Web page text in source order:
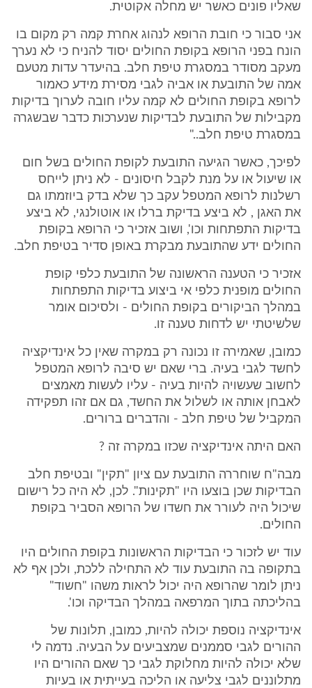
שאליו פונים כאשר יש מחלה אקוטית.
אני סבור כי חובת הרופא לנהוג אחרת קמה רק מקום בו
הונח בפני הרופא בקופת החולים יסוד להניח כי לא נערך
מעקב מסודר במסגרת טיפת חלב. בהיעדר עדות מטעם
אמה של התובעת או אביה לגבי מסירת מידע כאמור
לרופא בקופת החולים לא קמה עליו חובה לערוך בדיקות
מקבילות של התובעת לבדיקות שנערכות כדבר שבשגרה
במסגרת טיפת חלב.."
לפיכך, כאשר הגיעה התובעת לקופת החולים בשל חום
או שיעול או על מנת לקבל חיסונים - לא ניתן לייחס
רשלנות לרופא המטפל עקב כך שלא בדק ביוזמתו גם
את האגן , לא ביצע בדיקת ברלו או אוטולנגי, לא ביצע
בדיקות התפתחות וכו', ושוב אזכיר כי הרופא בקופת
החולים ידע שהתובעת מבקרת באופן סדיר בטיפת חלב.
אזכיר כי הטענה הראשונה של התובעת כלפי קופת
החולים מופנית כלפי אי ביצוע בדיקות התפתחות
במהלך הביקורים בקופת החולים - ולסיכום אומר
שלשיטתי יש לדחות טענה זו.
כמובן, שאמירה זו נכונה רק במקרה שאין כל אינדיקציה
לחשד לגבי בעיה. ברי שאם יש סיבה לרופא המטפל
לחשוב שעשויה להיות בעיה - עליו לעשות מאמצים
לאבחן אותה או לשלול את החשד, גם אם זהו תפקידה
המקביל של טיפת חלב - והדברים ברורים.
האם היתה אינדיקציה שכזו במקרה זה ?
מבה"ח שוחררה התובעת עם ציון "תקין" ובטיפת חלב
הבדיקות שכן בוצעו היו "תקינות". לכן, לא היה כל רישום
שיכול היה לעורר את חשדו של הרופא הסביר בקופת
החולים.
עוד יש לזכור כי הבדיקות הראשונות בקופת החולים היו
בתקופה בה התובעת עוד לא התחילה ללכת, ולכן אף לא
ניתן לומר שהרופא היה יכול לראות משהו "חשוד"
בהליכתה בתוך המרפאה במהלך הבדיקה וכו'.
אינדיקציה נוספת יכולה להיות, כמובן, תלונות של
ההורים לגבי סממנים שמצביעים על הבעיה. נדמה לי
שלא יכולה להיות מחלוקת לגבי כך שאם ההורים היו
מתלוננים לגבי צליעה או הליכה בעייתית או בעיות